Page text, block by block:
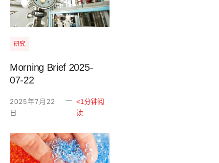
研究
Morning Brief 2025-
07-22
2025年7月22
日
— <1分钟阅
读